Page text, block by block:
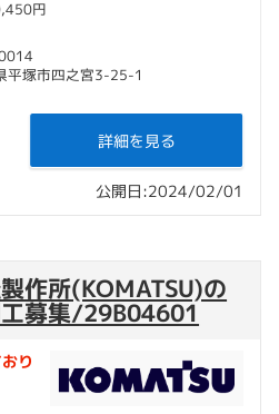
円
平塚市四之宮3-25-1
詳細を見る
公開日:2024/02/01
作所(KOMATSU)の
募集/29B04601
り